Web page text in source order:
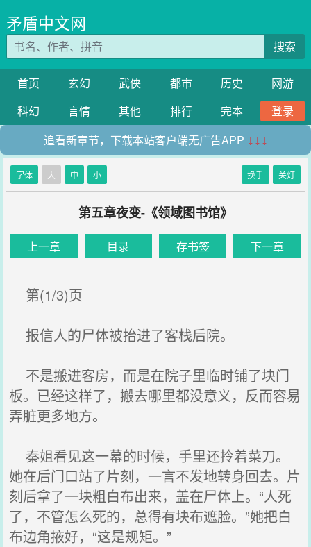
矛盾中文网
搜索
首页 玄幻 武侠 都市 历史
网游
科幻
言情 其他 排行 完本
登录
追看新章节，下载本站客户端无广告APP ↓↓↓
字体 大 中 小 换手 关灯
第五章夜变-《领域图书馆》
上一章 目录 存书签 下一章
第(1/3)页
报信人的尸体被抬进了客栈后院。
不是搬进客房，而是在院子里临时铺了块门
板。已经这样了，搬去哪里都没意义，反而容易
弄脏更多地方。
秦姐看见这一幕的时候，手里还拎着菜刀。
她在后门口站了片刻，一言不发地转身回去。片
刻后拿了一块粗白布出来，盖在尸体上。“人死
了，不管怎么死的，总得有块布遮脸。”她把白
布边角掖好，“这是规矩。”